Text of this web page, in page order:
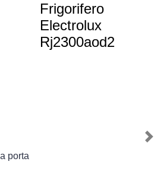
Frigorifero
Electrolux
Rj2300aod2
porta